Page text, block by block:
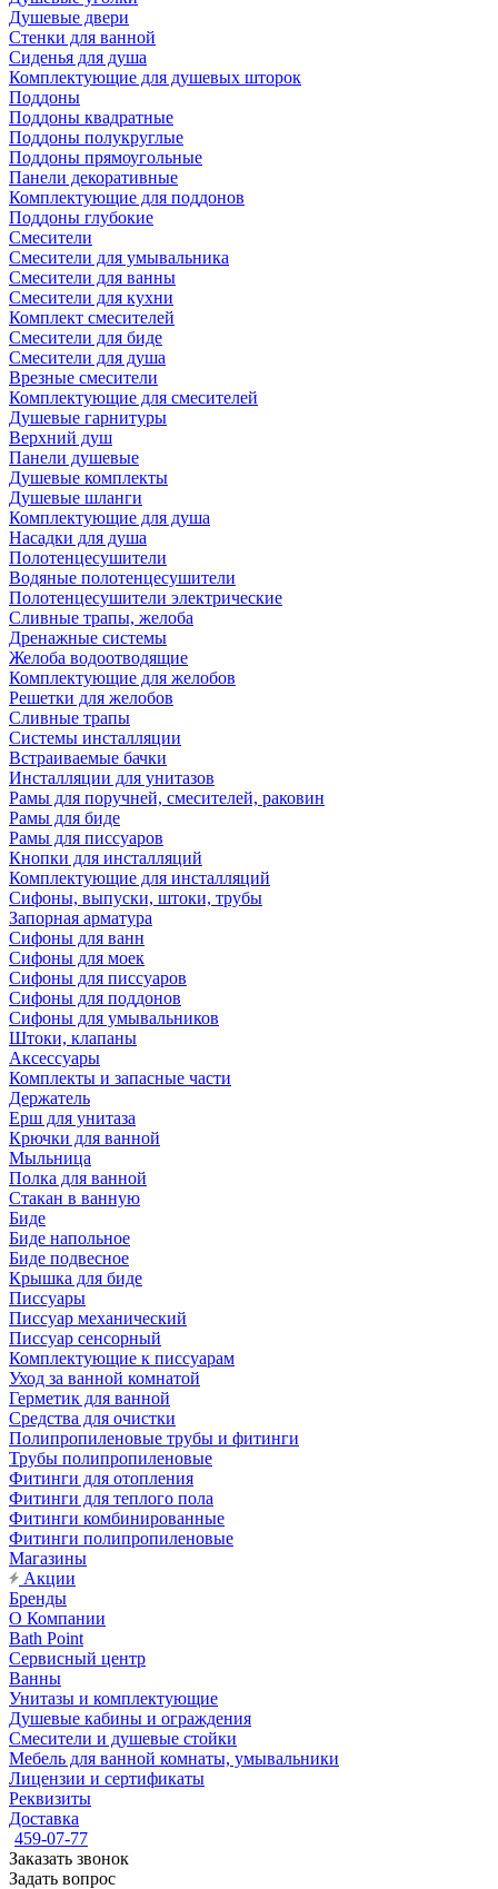
Душевые двери
Стенки для ванной
Сиденья для душа
Комплектующие для душевых шторок
Поддоны
Поддоны квадратные
Поддоны полукруглые
Поддоны прямоугольные
Панели декоративные
Комплектующие для поддонов
Поддоны глубокие
Смесители
Смесители для умывальника
Смесители для ванны
Смесители для кухни
Комплект смесителей
Смесители для биде
Смесители для душа
Врезные смесители
Комплектующие для смесителей
Душевые гарнитуры
Верхний душ
Панели душевые
Душевые комплекты
Душевые шланги
Комплектующие для душа
Насадки для душа
Полотенцесушители
Водяные полотенцесушители
Полотенцесушители электрические
Сливные трапы, желоба
Дренажные системы
Желоба водоотводящие
Комплектующие для желобов
Решетки для желобов
Сливные трапы
Системы инсталляции
Встраиваемые бачки
Инсталляции для унитазов
Рамы для поручней, смесителей, раковин
Рамы для биде
Рамы для писсуаров
Кнопки для инсталляций
Комплектующие для инсталляций
Сифоны, выпуски, штоки, трубы
Запорная арматура
Сифоны для ванн
Сифоны для моек
Сифоны для писсуаров
Сифоны для поддонов
Сифоны для умывальников
Штоки, клапаны
Аксессуары
Комплекты и запасные части
Держатель
Ерш для унитаза
Крючки для ванной
Мыльница
Полка для ванной
Стакан в ванную
Биде
Биде напольное
Биде подвесное
Крышка для биде
Писсуары
Писсуар механический
Писсуар сенсорный
Комплектующие к писсуарам
Уход за ванной комнатой
Герметик для ванной
Средства для очистки
Полипропиленовые трубы и фитинги
Трубы полипропиленовые
Фитинги для отопления
Фитинги для теплого пола
Фитинги комбинированные
Фитинги полипропиленовые
Магазины
Акции
Бренды
О Компании
Bath Point
Сервисный центр
Ванны
Унитазы и комплектующие
Душевые кабины и ограждения
Смесители и душевые стойки
Мебель для ванной комнаты, умывальники
Лицензии и сертификаты
Реквизиты
Доставка
459-07-77
Заказать звонок
Задать вопрос